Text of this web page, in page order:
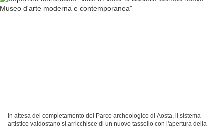
In attesa del completamento del Parco archeologico di Aosta, il sistema
artistico valdostano si arricchisce di un nuovo tassello con l'apertura della